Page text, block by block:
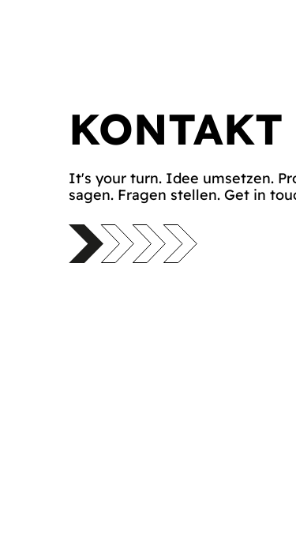
KONTAKT
It's your turn. Idee umsetzen.
sagen. Fragen stellen. Get in